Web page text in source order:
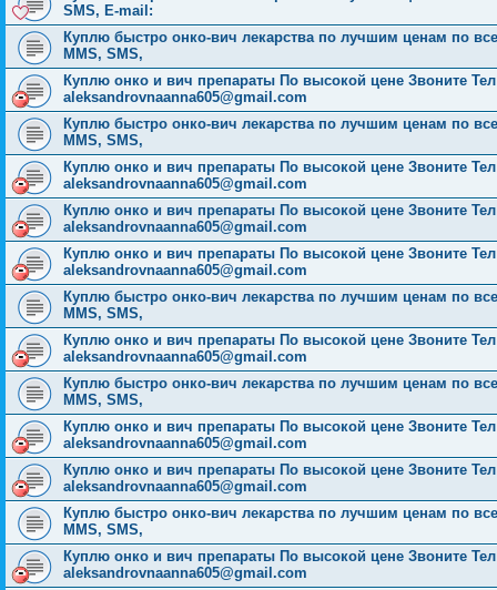
SMS, E-mail:
Куплю быстро онко-вич лекарства по лучшим ценам по
MMS, SMS,
Куплю онко и вич препараты По высокой цене Звоните
aleksandrovnaanna605@gmail.com
Куплю быстро онко-вич лекарства по лучшим ценам по
MMS, SMS,
Куплю онко и вич препараты По высокой цене Звоните
aleksandrovnaanna605@gmail.com
Куплю онко и вич препараты По высокой цене Звоните
aleksandrovnaanna605@gmail.com
Куплю онко и вич препараты По высокой цене Звоните
aleksandrovnaanna605@gmail.com
Куплю быстро онко-вич лекарства по лучшим ценам по
MMS, SMS,
Куплю онко и вич препараты По высокой цене Звоните
aleksandrovnaanna605@gmail.com
Куплю быстро онко-вич лекарства по лучшим ценам по
MMS, SMS,
Куплю онко и вич препараты По высокой цене Звоните
aleksandrovnaanna605@gmail.com
Куплю онко и вич препараты По высокой цене Звоните
aleksandrovnaanna605@gmail.com
Куплю быстро онко-вич лекарства по лучшим ценам по
MMS, SMS,
Куплю онко и вич препараты По высокой цене Звоните
aleksandrovnaanna605@gmail.com